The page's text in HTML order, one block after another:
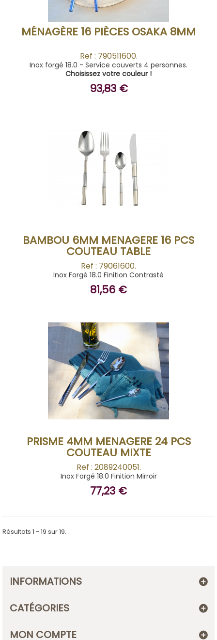
MÉNAGÈRE 16 PIÈCES OSAKA 8MM
Ref : 790511600.
Inox forgé 18.0 - Service couverts 4 personnes.
Choisissez votre couleur !
93,83 €
BUY
BAMBOU 6MM MENAGERE 16 PCS
COUTEAU TABLE
Ref : 79061600.
Inox Forgé 18.0 Finition Contrasté
81,56 €
BUY
PRISME 4MM MENAGERE 24 PCS
COUTEAU MIXTE
Ref : 2089240051.
Inox Forgé 18.0 Finition Mirroir
77,23 €
Résultats 1 - 19 sur 19.
INFORMATIONS
CATÉGORIES
MON COMPTE